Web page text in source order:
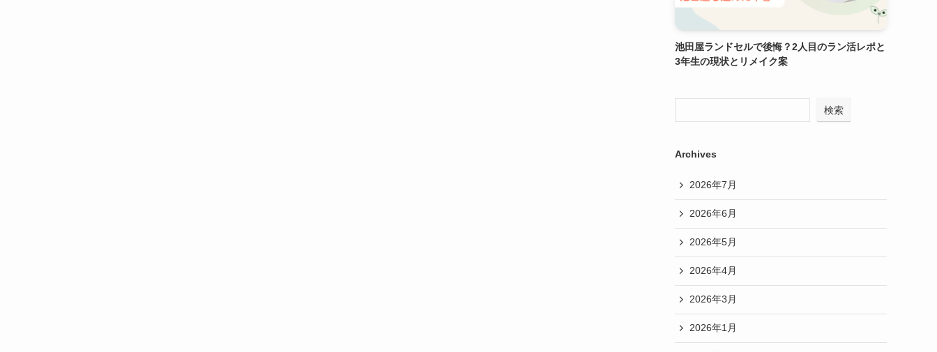
池田屋ランドセルで後悔？2人目のラン活レポと
3年生の現状とリメイク案
検索
Archives
2026年7月
2026年6月
2026年5月
2026年4月
2026年3月
2026年1月